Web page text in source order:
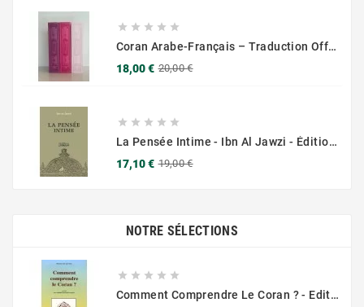
    
Coran Arabe-Français – Traduction Officielle (14x20 Cm ) – Couverture Daim Luxees Dorées
18,00 € 20,00 €
    
La Pensée Intime - Ibn Al Jawzi - Éditions Chama (Al Azhar)
17,10 € 19,00 €
NOTRE SÉLECTIONS
    
Comment Comprendre Le Coran ? - Editions Chama Al Azhar